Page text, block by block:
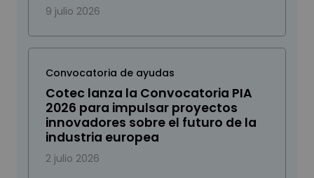
9 julio 2026
Convocatoria de ayudas
Cotec lanza la Convocatoria PIA
2026 para impulsar proyectos
innovadores sobre el futuro de la
industria europea
2 julio 2026